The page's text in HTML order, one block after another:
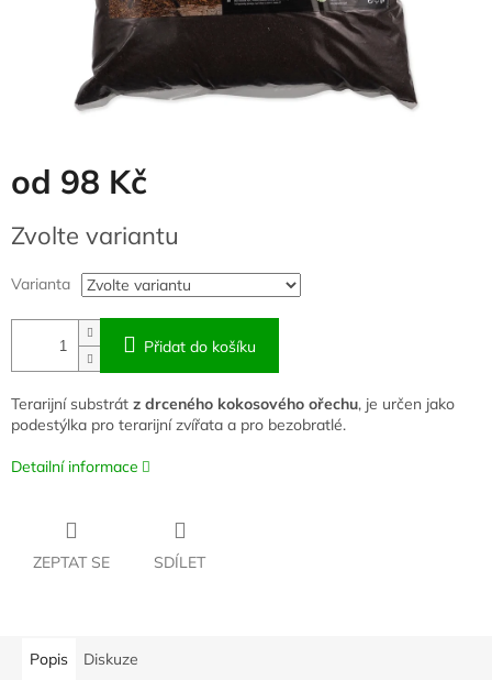
od 98 Kč
cena:
Zvolte variantu
Varianta
Přidat do košíku
Terarijní substrát z drceného kokosového ořechu, je určen jako
podestýlka pro terarijní zvířata a pro bezobratlé.
Detailní informace
ZEPTAT SE SDÍLET
Popis Diskuze